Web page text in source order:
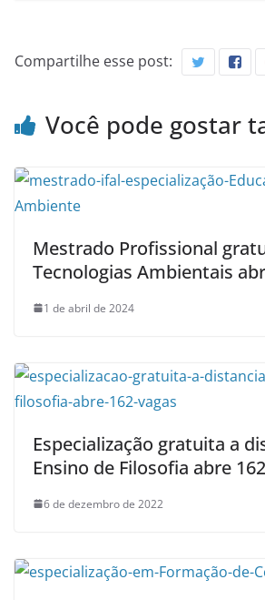
Compartilhe esse post:
Você pode gostar
Mestrado Profissional
Tecnologias Ambientais
1 de abril de 2024
Especialização gratuita a
Ensino de Filosofia abre
6 de dezembro de 2022